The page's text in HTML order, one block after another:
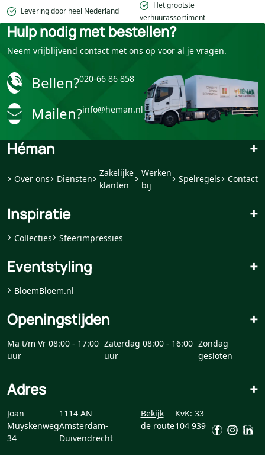
Levering door heel Nederland
Het grootste
verhuurassortiment
Hulp nodig met bestellen?
Neem vrijblijvend contact met ons op voor al je vragen.
Bellen?020-66 86 858
Mailen?info@heman.nl
Héman +
Over ons Diensten
Zakelijke
klanten
Werken
bij
Spelregels Contact
Inspiratie +
Collecties Sfeerimpressies
Eventstyling +
BloemBloem.nl
Openingstijden +
Ma t/m Vr 08:00 - 17:00
uur
Zaterdag 08:00 - 16:00
uur
Zondag
gesloten
Adres +
Joan
Muyskenweg
34
1114 AN
Amsterdam-
Duivendrecht
Bekijk
de route
KvK: 33
104 939